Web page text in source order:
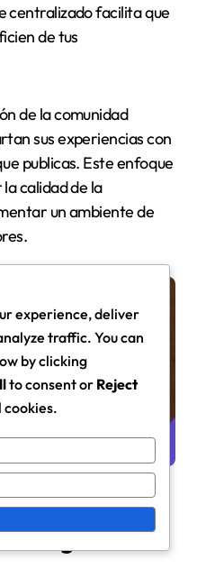
centralizado facilita que
de tus
de la comunidad
sus experiencias con
publicas. Este enfoque
calidad de la
un ambiente de
en la
códigos
experience, deliver
traffic. You can
by clicking
to consent or Reject